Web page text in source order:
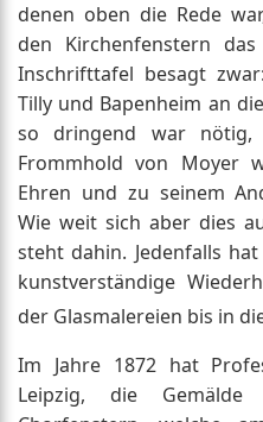
denen oben die Rede
den Kirchenfenstern
Inschrifttafel besagt
Tilly und Bapenheim an
so dringend war
Frommhold von Moyer
Ehren und zu seinem
Wie weit sich aber dies
steht dahin. Jedenfalls
kunstverständige
der Glasmalereien bis in
Im Jahre 1872 hat
Leipzig, die